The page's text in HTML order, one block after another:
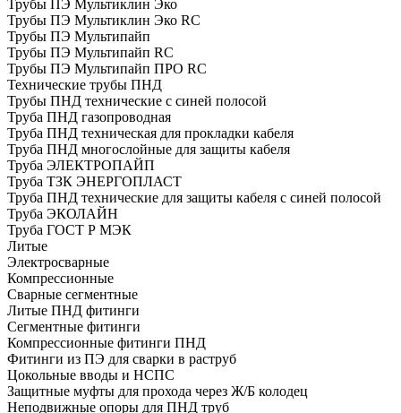
Трубы ПЭ Мультиклин Эко
Трубы ПЭ Мультиклин Эко RC
Трубы ПЭ Мультипайп
Трубы ПЭ Мультипайп RC
Трубы ПЭ Мультипайп ПРО RC
Технические трубы ПНД
Трубы ПНД технические с синей полосой
Труба ПНД газопроводная
Труба ПНД техническая для прокладки кабеля
Труба ПНД многослойные для защиты кабеля
Труба ЭЛЕКТРОПАЙП
Труба ТЗК ЭНЕРГОПЛАСТ
Труба ПНД технические для защиты кабеля с синей полосой
Труба ЭКОЛАЙН
Труба ГОСТ Р МЭК
Литые
Электросварные
Компрессионные
Сварные сегментные
Литые ПНД фитинги
Сегментные фитинги
Компрессионные фитинги ПНД
Фитинги из ПЭ для сварки в раструб
Цокольные вводы и НСПС
Защитные муфты для прохода через Ж/Б колодец
Неподвижные опоры для ПНД труб